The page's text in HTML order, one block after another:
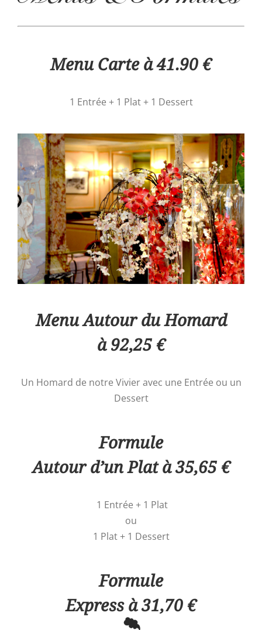
Menu Carte à 41.90 €
1 Entrée + 1 Plat + 1 Dessert
Menu Autour du Homard
à 92,25 €
Un Homard de notre Vivier avec une Entrée ou un
Dessert
Formule
Autour d’un Plat à 35,65 €
1 Entrée + 1 Plat
ou
1 Plat + 1 Dessert
Formule
Express à 31,70 €